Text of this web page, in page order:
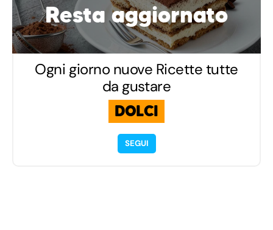
Resta aggiornato
Ogni giorno nuove Ricette tutte
da gustare
DOLCI
SEGUI